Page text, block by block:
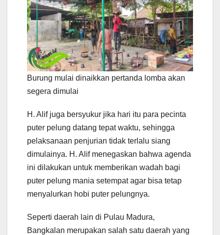
Burung mulai dinaikkan pertanda lomba akan
segera dimulai
H. Alif juga bersyukur jika hari itu para pecinta
puter pelung datang tepat waktu, sehingga
pelaksanaan penjurian tidak terlalu siang
dimulainya. H. Alif menegaskan bahwa agenda
ini dilakukan untuk memberikan wadah bagi
puter pelung mania setempat agar bisa tetap
menyalurkan hobi puter pelungnya.
Seperti daerah lain di Pulau Madura,
Bangkalan merupakan salah satu daerah yang